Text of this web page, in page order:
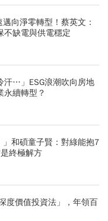
向淨零轉型！蔡英文：
不缺電與供電穩定
汗…」ESG浪潮吹向房地
永續轉型？
」和碩童子賢：對綠能抱7
終極解方
度價值投資法」，年領百